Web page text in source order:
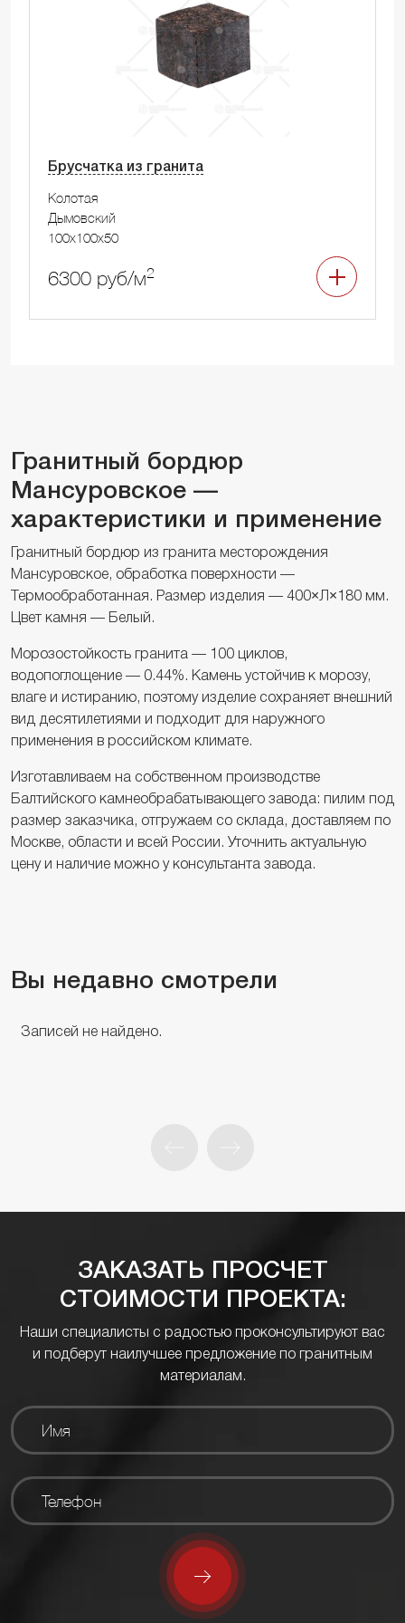
Брусчатка из гранита
Колотая
Дымовский
100x100x50
6300 руб/м2
Гранитный бордюр
Мансуровское —
характеристики и применение
Гранитный бордюр из гранита месторождения
Мансуровское, обработка поверхности —
Термообработанная. Размер изделия — 400×Л×180 мм.
Цвет камня — Белый.
Морозостойкость гранита — 100 циклов,
водопоглощение — 0.44%. Камень устойчив к морозу,
влаге и истиранию, поэтому изделие сохраняет внешний
вид десятилетиями и подходит для наружного
применения в российском климате.
Изготавливаем на собственном производстве
Балтийского камнеобрабатывающего завода: пилим под
размер заказчика, отгружаем со склада, доставляем по
Москве, области и всей России. Уточнить актуальную
цену и наличие можно у консультанта завода.
Вы недавно смотрели
Записей не найдено.
ЗАКАЗАТЬ ПРОСЧЕТ
СТОИМОСТИ ПРОЕКТА:
Наши специалисты с радостью проконсультируют вас
и подберут наилучшее предложение по гранитным
материалам.